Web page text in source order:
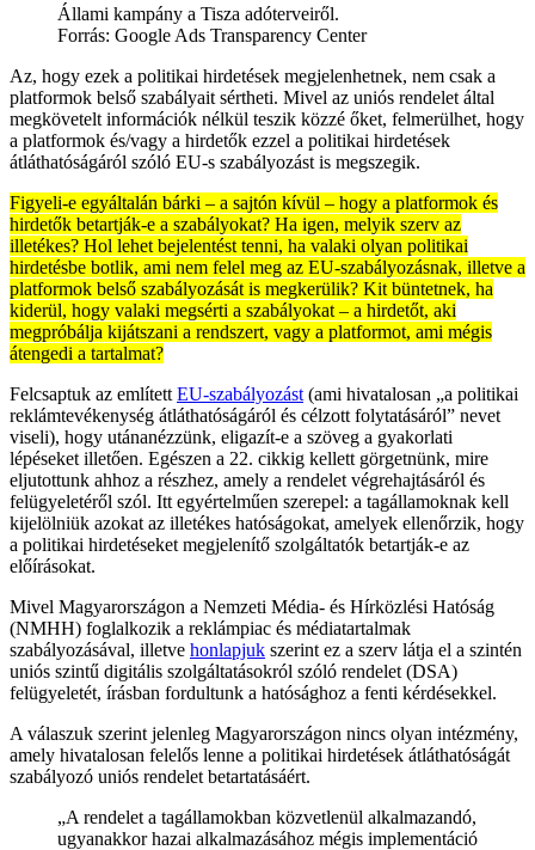
Állami kampány a Tisza adóterveiről.
Forrás: Google Ads Transparency Center
Az, hogy ezek a politikai hirdetések megjelenhetnek, nem csak a
platformok belső szabályait sértheti. Mivel az uniós rendelet által
megkövetelt információk nélkül teszik közzé őket, felmerülhet, hogy
a platformok és/vagy a hirdetők ezzel a politikai hirdetések
átláthatóságáról szóló EU-s szabályozást is megszegik.
Figyeli-e egyáltalán bárki – a sajtón kívül – hogy a platformok és
hirdetők betartják-e a szabályokat? Ha igen, melyik szerv az
illetékes? Hol lehet bejelentést tenni, ha valaki olyan politikai
hirdetésbe botlik, ami nem felel meg az EU-szabályozásnak, illetve a
platformok belső szabályozását is megkerülik? Kit büntetnek, ha
kiderül, hogy valaki megsérti a szabályokat – a hirdetőt, aki
megpróbálja kijátszani a rendszert, vagy a platformot, ami mégis
átengedi a tartalmat?
Felcsaptuk az említett EU-szabályozást (ami hivatalosan „a politikai
reklámtevékenység átláthatóságáról és célzott folytatásáról” nevet
viseli), hogy utánanézzünk, eligazít-e a szöveg a gyakorlati
lépéseket illetően. Egészen a 22. cikkig kellett görgetnünk, mire
eljutottunk ahhoz a részhez, amely a rendelet végrehajtásáról és
felügyeletéről szól. Itt egyértelműen szerepel: a tagállamoknak kell
kijelölniük azokat az illetékes hatóságokat, amelyek ellenőrzik, hogy
a politikai hirdetéseket megjelenítő szolgáltatók betartják-e az
előírásokat.
Mivel Magyarországon a Nemzeti Média- és Hírközlési Hatóság
(NMHH) foglalkozik a reklámpiac és médiatartalmak
szabályozásával, illetve honlapjuk szerint ez a szerv látja el a szintén
uniós szintű digitális szolgáltatásokról szóló rendelet (DSA)
felügyeletét, írásban fordultunk a hatósághoz a fenti kérdésekkel.
A válaszuk szerint jelenleg Magyarországon nincs olyan intézmény,
amely hivatalosan felelős lenne a politikai hirdetések átláthatóságát
szabályozó uniós rendelet betartatásáért.
„A rendelet a tagállamokban közvetlenül alkalmazandó,
ugyanakkor hazai alkalmazásához mégis implementáció